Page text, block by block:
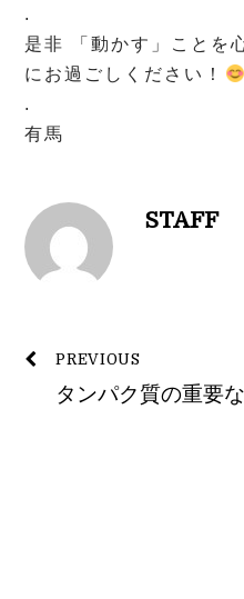
.
是非 「動かす」ことを
にお過ごしください！
.
有馬
STAFF
PREVIOUS
タンパク質の重要